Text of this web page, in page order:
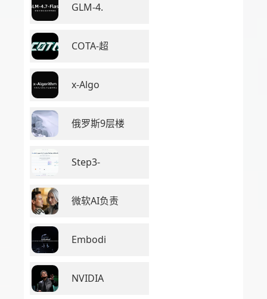
GLM-4.
COTA-超
x-Algo
俄罗斯9层楼
Step3-
微软AI负责
Embodi
NVIDIA